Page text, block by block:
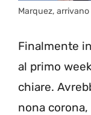
Marquez,
Finalmente
al primo
chiare.
nona